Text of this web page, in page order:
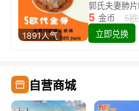
1891人气
5 金币
5
立即兑换
自营商城